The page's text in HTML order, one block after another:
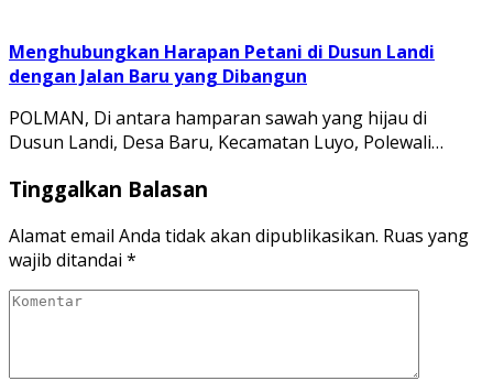
Menghubungkan Harapan Petani di Dusun Landi
dengan Jalan Baru yang Dibangun
POLMAN, Di antara hamparan sawah yang hijau di
Dusun Landi, Desa Baru, Kecamatan Luyo, Polewali…
Tinggalkan Balasan
Alamat email Anda tidak akan dipublikasikan. Ruas yang
wajib ditandai *